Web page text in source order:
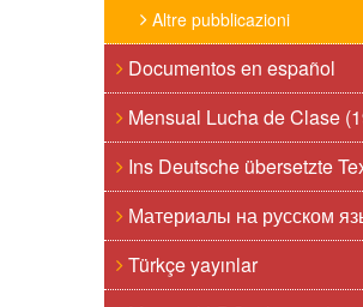
Altre pubblicazioni
Documentos en español
Mensual Lucha de Clase
Ins Deutsche übersetzte
Материалы на русском
Türkçe yayınlar